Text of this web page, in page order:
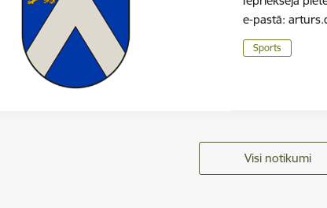
e-pastā:
Sports
Visi notikumi